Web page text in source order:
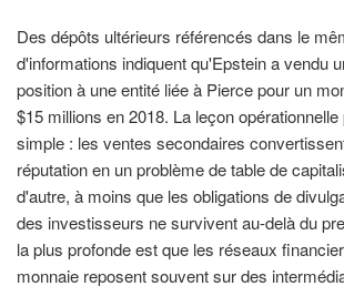
Des dépôts ultérieurs référencés dans le
d'informations indiquent qu'Epstein a vendu
position à une entité liée à Pierce pour un
$15 millions en 2018. La leçon
simple : les ventes secondaires
réputation en un problème de table de
d'autre, à moins que les obligations de
des investisseurs ne survivent au-delà du
la plus profonde est que les réseaux
monnaie reposent souvent sur des